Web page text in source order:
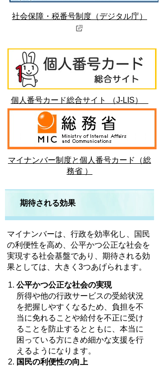
社会保障・税番号制度（デジタル庁）
個人番号カード総合サイト （J-LIS）
マイナンバー制度と個人番号カード（総
務省 ）
期待される効果
マイナンバーは、行政を効率化し、国民
の利便性を高め、公平かつ公正な社会を
実現する社会基盤であり、期待される効
果としては、大きく3つあげられます。
公平かつ公正な社会の実現
所得や他の行政サービスの受給状況
を把握しやすくなるため、負担を不
当に免れることや給付を不正に受け
ることを防止するとともに、本当に
困っている方にきめ細かな支援を行
えるようになります。
国民の利便性の向上